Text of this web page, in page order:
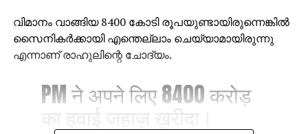
വിമാനം വാങ്ങിയ 8400 കോടി രൂപയുണ്ടായിരുന്നെങ്കില്‍
സൈനികര്‍ക്കായി എന്തെല്ലാം ചെയ്യാമായിരുന്നു
എന്നാണ് രാഹുലിന്റെ ചോദ്യം.
PM ने अपने लिए 8400 करोड़
का हवाई जहाज़ ख़रीदा।